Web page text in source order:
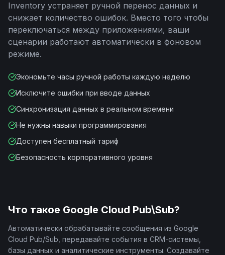
Inventory устраняет ручной перенос данных и
снижает количество ошибок. Вместо того чтобы
переключаться между приложениями, ваши
сценарии работают автоматически в фоновом
режиме.
Экономьте часы ручной работы каждую неделю
Исключите ошибки при вводе данных
Синхронизация данных в реальном времени
Не нужны навыки программирования
Доступен бесплатный тариф
Безопасность корпоративного уровня
Что такое Google Cloud Pub\Sub?
Автоматически обрабатывайте сообщения из Google
Cloud Pub/Sub, передавайте события в CRM-системы,
базы данных и аналитические инструменты. Создавайте